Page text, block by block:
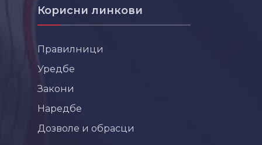
Корисни линкови
Правилници
Уредбе
Закони
Наредбе
Дозволе и обрасци